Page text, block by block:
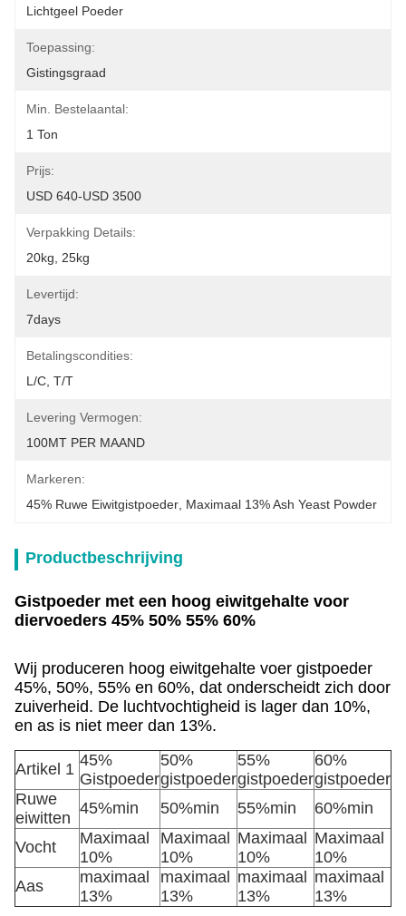
Lichtgeel Poeder
Toepassing:
Gistingsgraad
Min. Bestelaantal:
1 Ton
Prijs:
USD 640-USD 3500
Verpakking Details:
20kg, 25kg
Levertijd:
7days
Betalingscondities:
L/C, T/T
Levering Vermogen:
100MT PER MAAND
Markeren:
45% Ruwe Eiwitgistpoeder Maximaal 13% Ash Yeast Powder
Productbeschrijving
Gistpoeder met een hoog eiwitgehalte voor
diervoeders 45% 50% 55% 60%
Wij produceren hoog eiwitgehalte voer gistpoeder
45%, 50%, 55% en 60%, dat onderscheidt zich door
zuiverheid. De luchtvochtigheid is lager dan 10%,
en as is niet meer dan 13%.
Artikel 1 45%
Gistpoeder
50%
gistpoeder
55%
gistpoeder
60%
gistpoeder
Ruwe
eiwitten
45%min 50%min 55%min 60%min
Vocht
Maximaal
10%
Maximaal
10%
Maximaal
10%
Maximaal
10%
Aas
maximaal
13%
maximaal
13%
maximaal
13%
maximaal
13%